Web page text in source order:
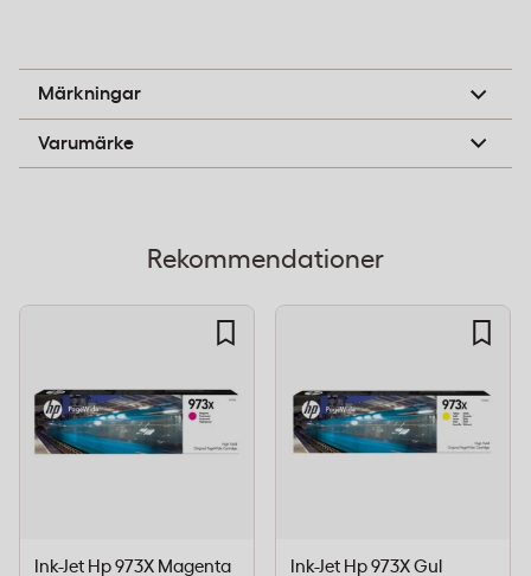
P55250 - Bläckvolym: 182,5 ml - Dimensioner: 220 x 52
x 48 mm - Driftstemperatur: 15 till 30°C -
Förvaringstemperatur: -40 till 60°C Med en
Märkningar
B-pil
Varumärke
HP
Rekommendationer
Ink-Jet Hp 973X Magenta Ink-Jet Hp 973X Gul